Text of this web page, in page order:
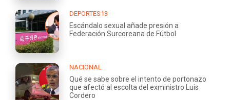
DEPORTES13
Escándalo sexual añade presión a
Federación Surcoreana de Fútbol
NACIONAL
Qué se sabe sobre el intento de portonazo
que afectó al escolta del exministro Luis
Cordero